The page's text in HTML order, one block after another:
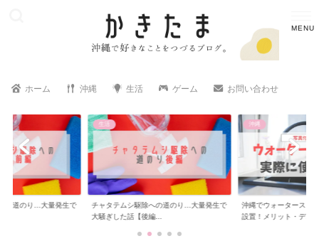
ホーム 沖縄 生活 ゲーム お問い合わせ
の道のり…大量発生で
生活
チャタテムシ駆除への道のり…大量発生で
大騒ぎした話【後編...
沖縄
沖縄でウォータースタ
設置！メリット・デ...